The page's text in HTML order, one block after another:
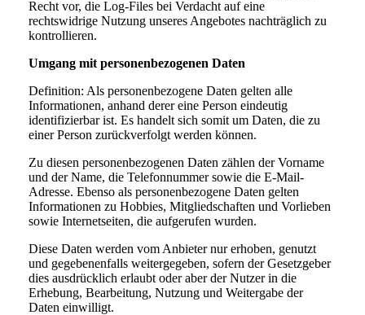
Recht vor, die Log-Files bei Verdacht auf eine
rechtswidrige Nutzung unseres Angebotes nachträglich zu
kontrollieren.
Umgang mit personenbezogenen Daten
Definition: Als personenbezogene Daten gelten alle
Informationen, anhand derer eine Person eindeutig
identifizierbar ist. Es handelt sich somit um Daten, die zu
einer Person zurückverfolgt werden können.
Zu diesen personenbezogenen Daten zählen der Vorname
und der Name, die Telefonnummer sowie die E-Mail-
Adresse. Ebenso als personenbezogene Daten gelten
Informationen zu Hobbies, Mitgliedschaften und Vorlieben
sowie Internetseiten, die aufgerufen wurden.
Diese Daten werden vom Anbieter nur erhoben, genutzt
und gegebenenfalls weitergegeben, sofern der Gesetzgeber
dies ausdrücklich erlaubt oder aber der Nutzer in die
Erhebung, Bearbeitung, Nutzung und Weitergabe der
Daten einwilligt.